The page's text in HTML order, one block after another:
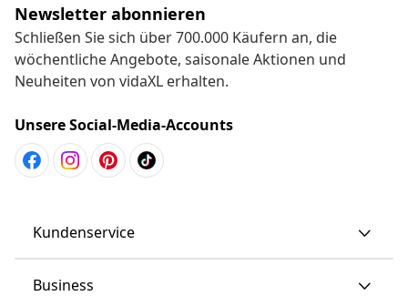
Newsletter abonnieren
Schließen Sie sich über 700.000 Käufern an, die
wöchentliche Angebote, saisonale Aktionen und
Neuheiten von vidaXL erhalten.
Unsere Social-Media-Accounts
Kundenservice
Business